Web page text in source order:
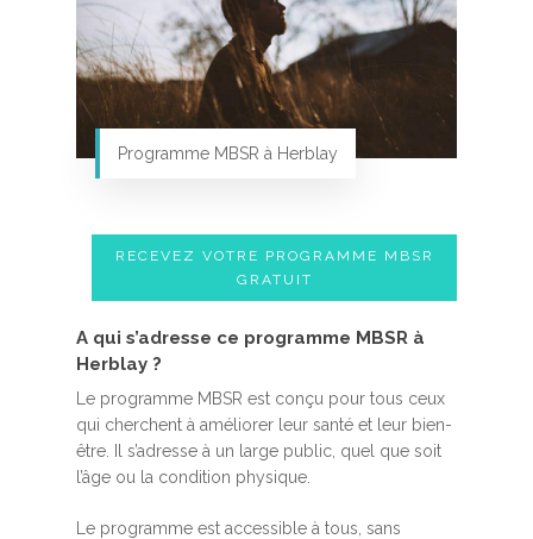
Programme MBSR à Herblay
RECEVEZ VOTRE PROGRAMME MBSR
GRATUIT
A qui s’adresse ce programme MBSR à
Herblay ?
Le programme MBSR est conçu pour tous ceux
qui cherchent à améliorer leur santé et leur bien-
être. Il s’adresse à un large public, quel que soit
l’âge ou la condition physique.
Le programme est accessible à tous, sans